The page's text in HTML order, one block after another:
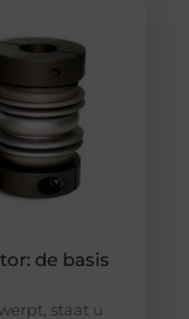
de basis
staat u